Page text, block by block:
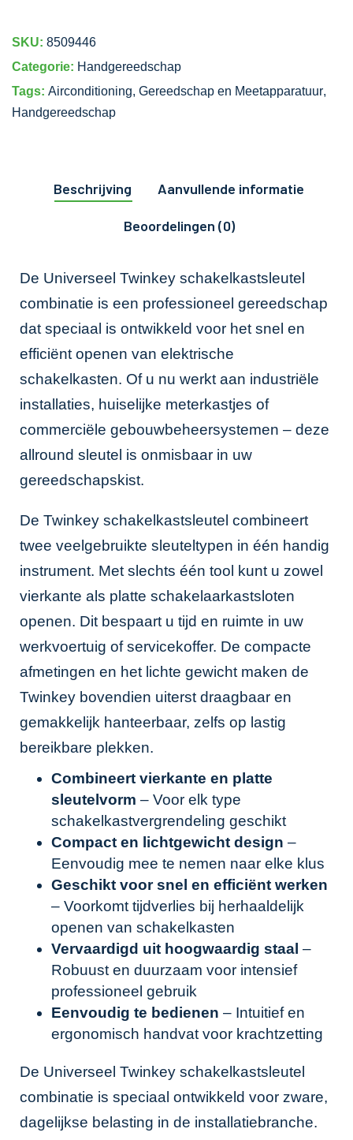
SKU: 8509446
Categorie: Handgereedschap
Tags: Airconditioning, Gereedschap en Meetapparatuur,
Handgereedschap
Beschrijving Aanvullende informatie
Beoordelingen (0)
De Universeel Twinkey schakelkastsleutel
combinatie is een professioneel gereedschap
dat speciaal is ontwikkeld voor het snel en
efficiënt openen van elektrische
schakelkasten. Of u nu werkt aan industriële
installaties, huiselijke meterkastjes of
commerciële gebouwbeheersystemen – deze
allround sleutel is onmisbaar in uw
gereedschapskist.
De Twinkey schakelkastsleutel combineert
twee veelgebruikte sleuteltypen in één handig
instrument. Met slechts één tool kunt u zowel
vierkante als platte schakelaarkastsloten
openen. Dit bespaart u tijd en ruimte in uw
werkvoertuig of servicekoffer. De compacte
afmetingen en het lichte gewicht maken de
Twinkey bovendien uiterst draagbaar en
gemakkelijk hanteerbaar, zelfs op lastig
bereikbare plekken.
Combineert vierkante en platte
sleutelvorm – Voor elk type
schakelkastvergrendeling geschikt
Compact en lichtgewicht design –
Eenvoudig mee te nemen naar elke klus
Geschikt voor snel en efficiënt werken
– Voorkomt tijdverlies bij herhaaldelijk
openen van schakelkasten
Vervaardigd uit hoogwaardig staal –
Robuust en duurzaam voor intensief
professioneel gebruik
Eenvoudig te bedienen – Intuitief en
ergonomisch handvat voor krachtzetting
De Universeel Twinkey schakelkastsleutel
combinatie is speciaal ontwikkeld voor zware,
dagelijkse belasting in de installatiebranche.